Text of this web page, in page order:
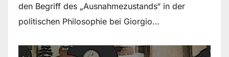
den Begriff des „Ausnahmezustands“ in der
politischen Philosophie bei Giorgio…